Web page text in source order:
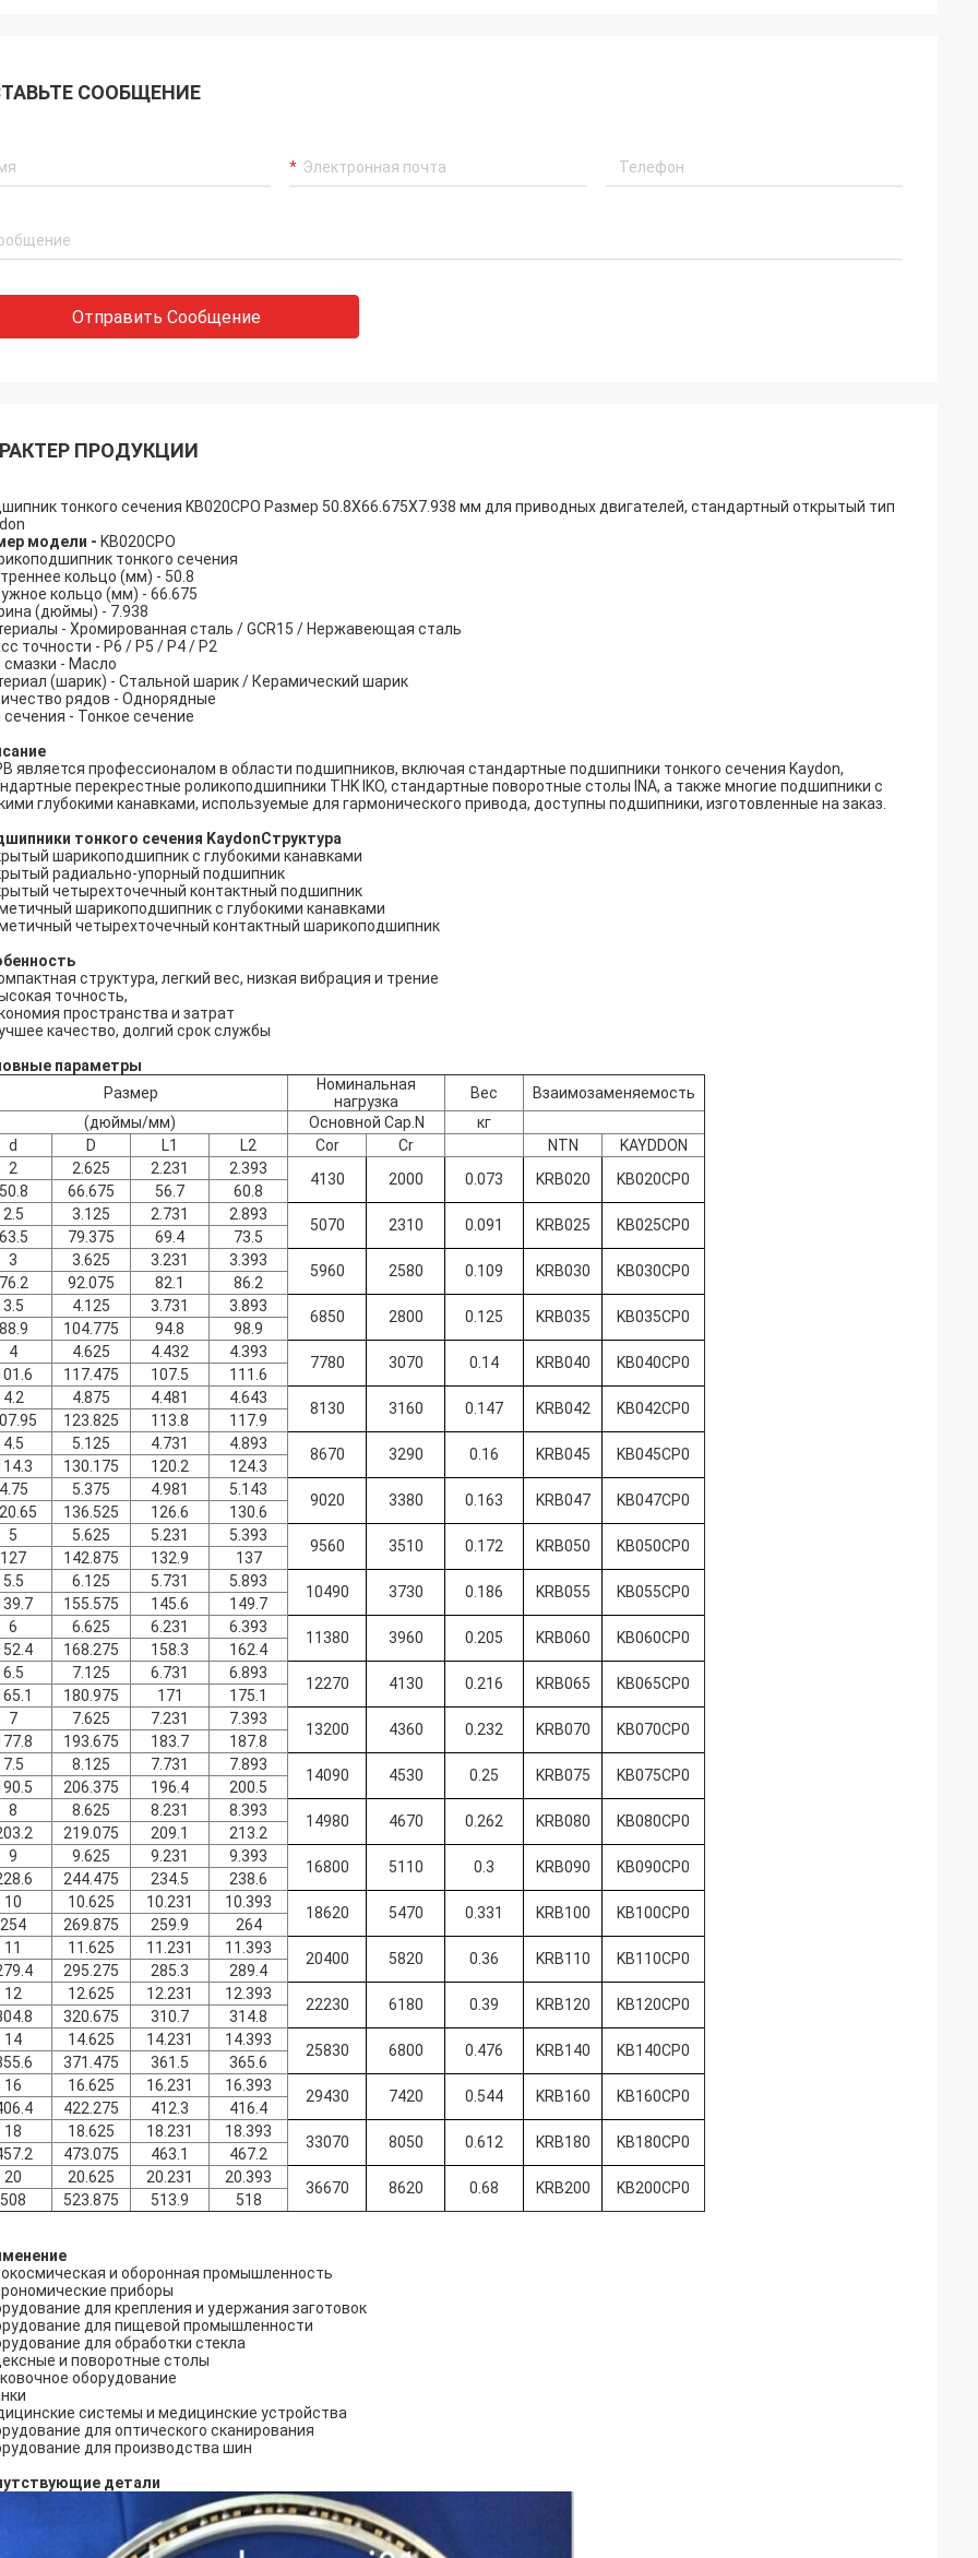
Алиса: Всё собрано и работает
Большое спасибо.
СООБЩЕНИЕ
Отправить Сообщение
ПРОДУКЦИИ
тонкого сечения KB020CPO Размер 50.8X66.675X7.938 мм для приводных двигателей, стандартный открытый тип
модели - KB020CPO
тонкого сечения
кольцо (мм) - 50.8
кольцо (мм) - 66.675
(дюймы) - 7.938
- Хромированная сталь / GCR15 / Нержавеющая сталь
точности - P6 / P5 / P4 / P2
смазки - Масло
(шарик) - Стальной шарик / Керамический шарик
рядов - Однорядные
сечения - Тонкое сечение
является профессионалом в области подшипников, включая стандартные подшипники тонкого сечения Kaydon,
перекрестные роликоподшипники THK IKO, стандартные поворотные столы INA, а также многие подшипники с
глубокими канавками, используемые для гармонического привода, доступны подшипники, изготовленные на заказ.
тонкого сечения KaydonСтруктура
шарикоподшипник с глубокими канавками
радиально-упорный подшипник
четырехточечный контактный подшипник
шарикоподшипник с глубокими канавками
четырехточечный контактный шарикоподшипник
структура, легкий вес, низкая вибрация и трение
точность,
пространства и затрат
качество, долгий срок службы
параметры
Размер
Номинальная
нагрузка
Вес
Взаимозаменяемость
(дюймы/мм)
Основной Cap.N
кг
d
D L1 L2 Cor Cr NTN
KAYDDON
2
2.625 2.231 2.393
4130 2000 0.073 KRB020 KB020CP0
66.675 56.7
60.8
2.5
3.125 2.731 2.893
5070 2310 0.091 KRB025 KB025CP0
79.375 69.4
73.5
3
3.625 3.231 3.393
5960 2580 0.109 KRB030 KB030CP0
92.075 82.1
86.2
3.5
4.125 3.731 3.893
6850 2800 0.125 KRB035 KB035CP0
104.775 94.8
98.9
4
4.625 4.432 4.393
7780 3070 0.14 KRB040 KB040CP0
117.475 107.5
111.6
4.2
4.875 4.481 4.643
8130 3160 0.147 KRB042 KB042CP0
123.825 113.8
117.9
4.5
5.125 4.731 4.893
8670 3290 0.16 KRB045 KB045CP0
130.175 120.2
124.3
5.375 4.981 5.143
9020 3380 0.163 KRB047 KB047CP0
136.525 126.6
130.6
5
5.625 5.231 5.393
9560 3510 0.172 KRB050 KB050CP0
127 142.875 132.9
137
5.5
6.125 5.731 5.893
10490 3730 0.186 KRB055 KB055CP0
155.575 145.6
149.7
6
6.625 6.231 6.393
11380 3960 0.205 KRB060 KB060CP0
168.275 158.3
162.4
6.5
7.125 6.731 6.893
12270 4130 0.216 KRB065 KB065CP0
180.975 171
175.1
7
7.625 7.231 7.393
13200 4360 0.232 KRB070 KB070CP0
193.675 183.7
187.8
7.5
8.125 7.731 7.893
14090 4530 0.25 KRB075 KB075CP0
206.375 196.4
200.5
8
8.625 8.231 8.393
14980 4670 0.262 KRB080 KB080CP0
219.075 209.1
213.2
9
9.625 9.231 9.393
16800 5110 0.3 KRB090 KB090CP0
244.475 234.5
238.6
10
10.625 10.231 10.393
18620 5470 0.331 KRB100 KB100CP0
254 269.875 259.9
264
11
11.625 11.231 11.393
20400 5820 0.36 KRB110 KB110CP0
295.275 285.3
289.4
12
12.625 12.231 12.393
22230 6180 0.39 KRB120 KB120CP0
320.675 310.7
314.8
14
14.625 14.231 14.393
25830 6800 0.476 KRB140 KB140CP0
371.475 361.5
365.6
16
16.625 16.231 16.393
29430 7420 0.544 KRB160 KB160CP0
422.275 412.3
416.4
18
18.625 18.231 18.393
33070 8050 0.612 KRB180 KB180CP0
473.075 463.1
467.2
20
20.625 20.231 20.393
36670 8620 0.68 KRB200 KB200CP0
508 523.875 513.9 518
и оборонная промышленность
приборы
для крепления и удержания заготовок
для пищевой промышленности
для обработки стекла
и поворотные столы
оборудование
системы и медицинские устройства
для оптического сканирования
для производства шин
детали